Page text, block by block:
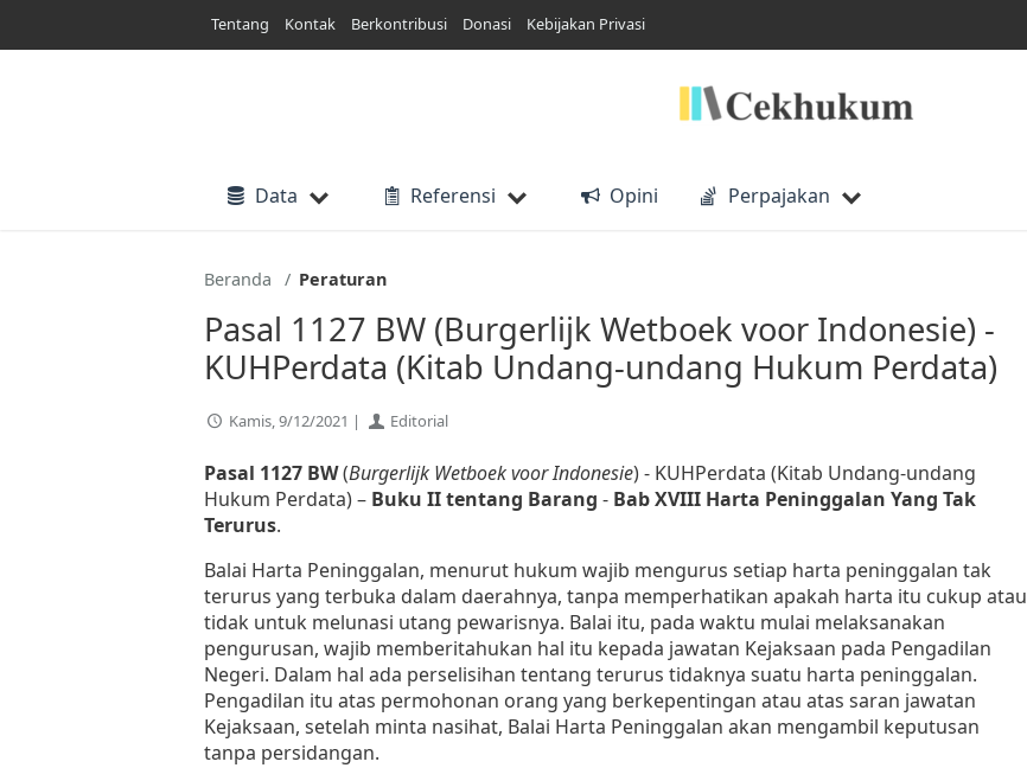
Tentang Kontak Berkontribusi Donasi Kebijakan Privasi
Data Referensi Opini Perpajakan
Beranda Peraturan
Pasal 1127 BW (Burgerlijk Wetboek voor Indonesie) -
KUHPerdata (Kitab Undang-undang Hukum Perdata)
Kamis, 9/12/2021 | Editorial
Pasal 1127 BW(Burgerlijk Wetboek voor Indonesie) - KUHPerdata (Kitab Undang-undang
Hukum Perdata) – Buku II tentang Barang - Bab XVIII Harta Peninggalan Yang Tak
Terurus.
Balai Harta Peninggalan, menurut hukum wajib mengurus setiap harta peninggalan tak
terurus yang terbuka dalam daerahnya, tanpa memperhatikan apakah harta itu cukup atau
tidak untuk melunasi utang pewarisnya. Balai itu, pada waktu mulai melaksanakan
pengurusan, wajib memberitahukan hal itu kepada jawatan Kejaksaan pada Pengadilan
Negeri. Dalam hal ada perselisihan tentang terurus tidaknya suatu harta peninggalan.
Pengadilan itu atas permohonan orang yang berkepentingan atau atas saran jawatan
Kejaksaan, setelah minta nasihat, Balai Harta Peninggalan akan mengambil keputusan
tanpa persidangan.